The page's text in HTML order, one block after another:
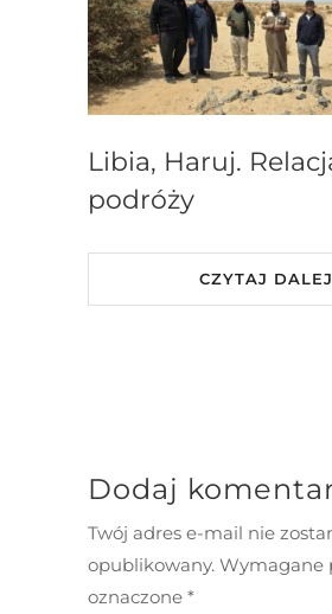
Libia, Haruj.
podróży
CZYTAJ DALEJ
Dodaj
Twój adres e-mail nie
opublikowany. Wymagane
oznaczone *